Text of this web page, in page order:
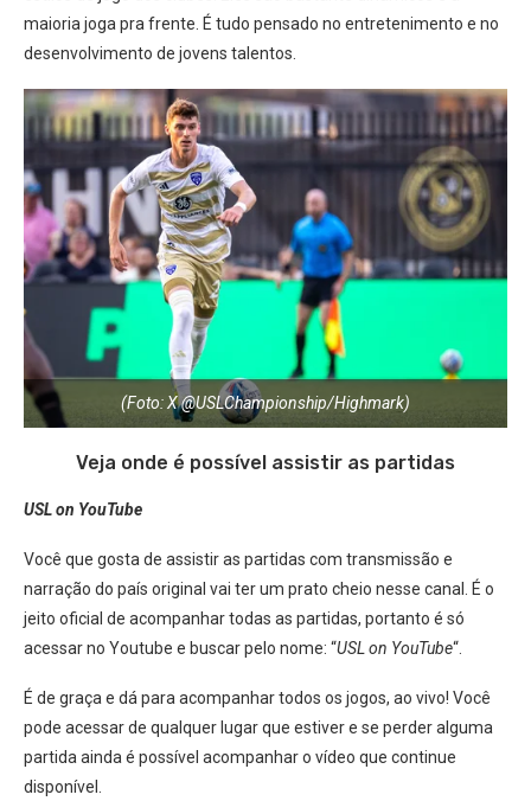
maioria joga pra frente. É tudo pensado no entretenimento e no
desenvolvimento de jovens talentos.
(Foto: X @USLChampionship/Highmark)
Veja onde é possível assistir as partidas
USL on YouTube
Você que gosta de assistir as partidas com transmissão e
narração do país original vai ter um prato cheio nesse canal. É o
jeito oficial de acompanhar todas as partidas, portanto é só
acessar no Youtube e buscar pelo nome: “USL on YouTube“.
É de graça e dá para acompanhar todos os jogos, ao vivo! Você
pode acessar de qualquer lugar que estiver e se perder alguma
partida ainda é possível acompanhar o vídeo que continue
disponível.